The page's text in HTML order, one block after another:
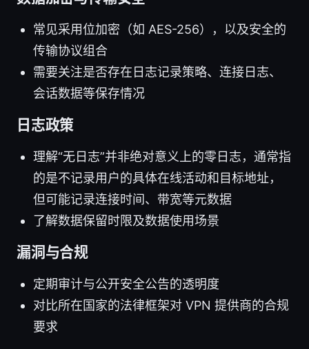
常见采用位加密（如 AES-256），以及安全的
传输协议组合
需要关注是否存在日志记录策略、连接日志、
会话数据等保存情况
日志政策
理解“无日志”并非绝对意义上的零日志，通常指
的是不记录用户的具体在线活动和目标地址，
但可能记录连接时间、带宽等元数据
了解数据保留时限及数据使用场景
漏洞与合规
定期审计与公开安全公告的透明度
对比所在国家的法律框架对 VPN 提供商的合规
要求